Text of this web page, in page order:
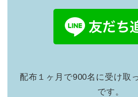
配布１ヶ月で900名に受け取
です。